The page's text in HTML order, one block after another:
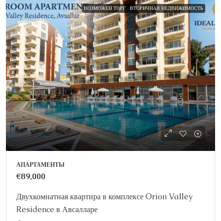
ВОЗМОЖЕН ТОРГ ВТОРИЧНАЯ НЕДВИЖИМОСТЬ
АПАРТАМЕНТЫ
€89,000
Двухкомнатная квартира в комплексе Orion Valley
Residence в Авсалларе